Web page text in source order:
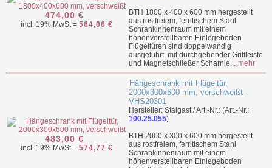
474,00 €
incl. 19% MwSt = 564,06 €
BTH 1800 x 400 x 600 mm hergestellt
aus rostfreiem, ferritischem Stahl
Schrankinnenraum mit einem
höhenverstellbaren Einlegeboden
Flügeltüren sind doppelwandig
ausgeführt, mit durchgehender Griffleiste
und Magnetschließer Scharnie... mehr
483,00 €
incl. 19% MwSt = 574,77 €
Hängeschrank mit Flügeltür,
2000x300x600 mm, verschweißt -
VHS20301
Hersteller: Stalgast / Art.-Nr.: (Art.-Nr.:
100.25.055)
BTH 2000 x 300 x 600 mm hergestellt
aus rostfreiem, ferritischem Stahl
Schrankinnenraum mit einem
höhenverstellbaren Einlegeboden